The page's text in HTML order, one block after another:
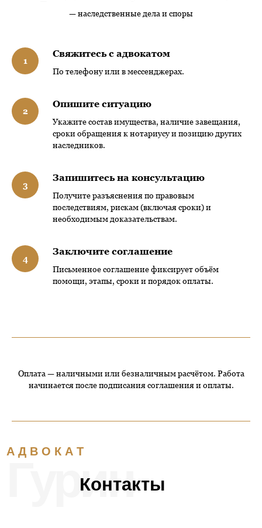
— наследственные дела и споры
Свяжитесь с адвокатом
По телефону или в мессенджерах.
Опишите ситуацию
Укажите состав имущества, наличие завещания,
сроки обращения к нотариусу и позицию других
наследников.
Запишитесь на консультацию
Получите разъяснения по правовым
последствиям, рискам (включая сроки) и
необходимым доказательствам.
Заключите соглашение
Письменное соглашение фиксирует объём
помощи, этапы, сроки и порядок оплаты.
Оплата — наличными или безналичным расчётом. Работа
начинается после подписания соглашения и оплаты.